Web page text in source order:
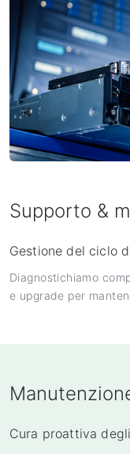
Supporto &
Gestione del ciclo
Diagnostichiamo
e upgrade per
Cura proattiva